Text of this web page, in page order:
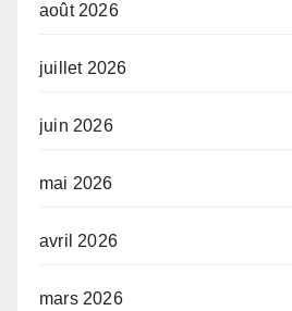
août 2026
juillet 2026
juin 2026
mai 2026
avril 2026
mars 2026